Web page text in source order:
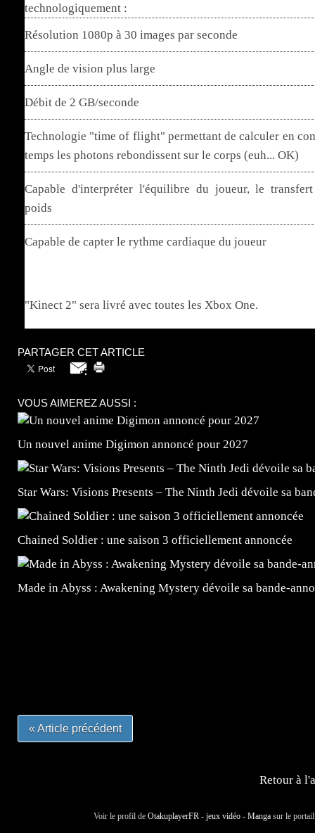
technologiquement :
Résolution 1080p à 30 images par seconde
Angle de vision plus large
Débit de 2 GB/seconde
Technologie "time of flight" permettant de calculer en
temps les photons rebondissent sur le corps (euh... OK)
Capable d'interpréter l'équilibre du joueur, le
poids
Capable de capter le rythme cardiaque du joueur
"Kinect 2" sera livré avec toutes les Xbox One.
PARTAGER CET ARTICLE
VOUS AIMEREZ AUSSI :
Un nouvel anime Digimon annoncé pour 2027
Star Wars: Visions Presents – The Ninth Jedi dévoile sa
Chained Soldier : une saison 3 officiellement annoncée
Made in Abyss : Awakening Mystery dévoile sa bande-
« Article précédent
Retour à
Voir le profil de OtakuplayerFR - jeux vidéo - Manga sur le